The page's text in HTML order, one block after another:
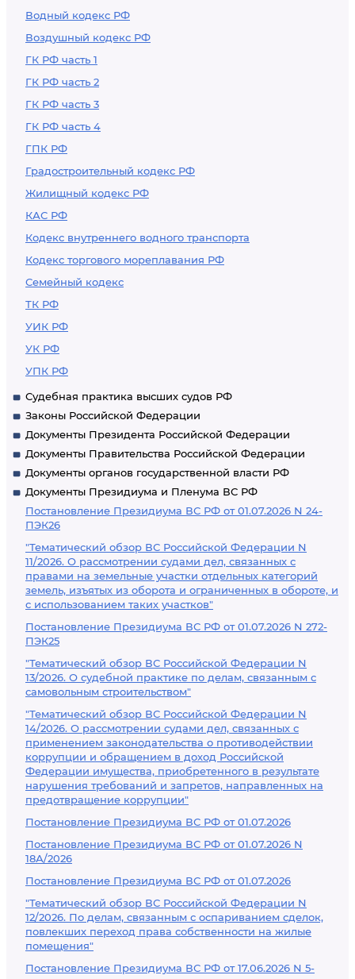
Водный кодекс РФ
Воздушный кодекс РФ
ГК РФ часть 1
ГК РФ часть 2
ГК РФ часть 3
ГК РФ часть 4
ГПК РФ
Градостроительный кодекс РФ
Жилищный кодекс РФ
КАС РФ
Кодекс внутреннего водного транспорта
Кодекс торгового мореплавания РФ
Семейный кодекс
ТК РФ
УИК РФ
УК РФ
УПК РФ
Судебная практика высших судов РФ
Законы Российской Федерации
Документы Президента Российской Федерации
Документы Правительства Российской Федерации
Документы органов государственной власти РФ
Документы Президиума и Пленума ВС РФ
Постановление Президиума ВС РФ от 01.07.2026 N 24-
ПЭК26
"Тематический обзор ВС Российской Федерации N
11/2026. О рассмотрении судами дел, связанных с
правами на земельные участки отдельных категорий
земель, изъятых из оборота и ограниченных в обороте, и
с использованием таких участков"
Постановление Президиума ВС РФ от 01.07.2026 N 272-
ПЭК25
"Тематический обзор ВС Российской Федерации N
13/2026. О судебной практике по делам, связанным с
самовольным строительством"
"Тематический обзор ВС Российской Федерации N
14/2026. О рассмотрении судами дел, связанных с
применением законодательства о противодействии
коррупции и обращением в доход Российской
Федерации имущества, приобретенного в результате
нарушения требований и запретов, направленных на
предотвращение коррупции"
Постановление Президиума ВС РФ от 01.07.2026
Постановление Президиума ВС РФ от 01.07.2026 N
18А/2026
Постановление Президиума ВС РФ от 01.07.2026
"Тематический обзор ВС Российской Федерации N
12/2026. По делам, связанным с оспариванием сделок,
повлекших переход права собственности на жилые
помещения"
Постановление Президиума ВС РФ от 17.06.2026 N 5-